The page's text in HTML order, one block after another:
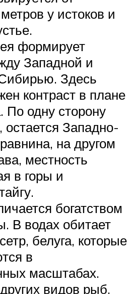
у истоков и
формирует
Западной и
Здесь
контраст в плане
одну сторону
остается Западно-
на другом
местность
в горы и
богатством
В водах обитает
белуга, которые
в
масштабах.
видов рыб,